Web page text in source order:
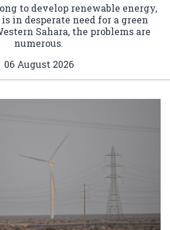
to develop renewable energy,
in desperate need for a green
Sahara, the problems are
numerous.
06 August 2026